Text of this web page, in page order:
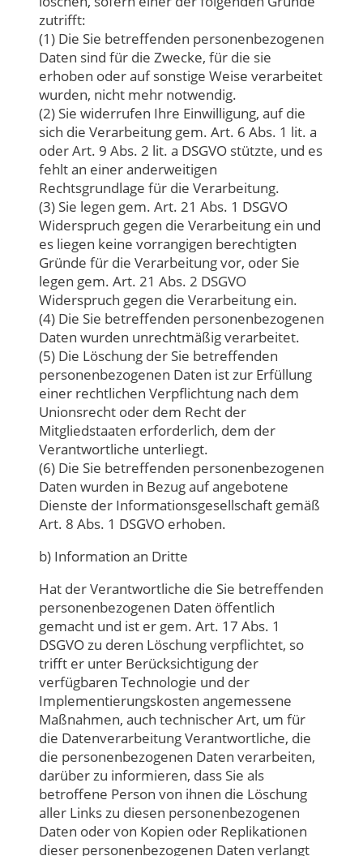
zutrifft:
(1) Die Sie betreffenden personenbezogenen
Daten sind für die Zwecke, für die sie
erhoben oder auf sonstige Weise verarbeitet
wurden, nicht mehr notwendig.
(2) Sie widerrufen Ihre Einwilligung, auf die
sich die Verarbeitung gem. Art. 6 Abs. 1 lit. a
oder Art. 9 Abs. 2 lit. a DSGVO stützte, und es
fehlt an einer anderweitigen
Rechtsgrundlage für die Verarbeitung.
(3) Sie legen gem. Art. 21 Abs. 1 DSGVO
Widerspruch gegen die Verarbeitung ein und
es liegen keine vorrangigen berechtigten
Gründe für die Verarbeitung vor, oder Sie
legen gem. Art. 21 Abs. 2 DSGVO
Widerspruch gegen die Verarbeitung ein.
(4) Die Sie betreffenden personenbezogenen
Daten wurden unrechtmäßig verarbeitet.
(5) Die Löschung der Sie betreffenden
personenbezogenen Daten ist zur Erfüllung
einer rechtlichen Verpflichtung nach dem
Unionsrecht oder dem Recht der
Mitgliedstaaten erforderlich, dem der
Verantwortliche unterliegt.
(6) Die Sie betreffenden personenbezogenen
Daten wurden in Bezug auf angebotene
Dienste der Informationsgesellschaft gemäß
Art. 8 Abs. 1 DSGVO erhoben.
b) Information an Dritte
Hat der Verantwortliche die Sie betreffenden
personenbezogenen Daten öffentlich
gemacht und ist er gem. Art. 17 Abs. 1
DSGVO zu deren Löschung verpflichtet, so
trifft er unter Berücksichtigung der
verfügbaren Technologie und der
Implementierungskosten angemessene
Maßnahmen, auch technischer Art, um für
die Datenverarbeitung Verantwortliche, die
die personenbezogenen Daten verarbeiten,
darüber zu informieren, dass Sie als
betroffene Person von ihnen die Löschung
aller Links zu diesen personenbezogenen
Daten oder von Kopien oder Replikationen
dieser personenbezogenen Daten verlangt